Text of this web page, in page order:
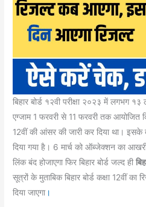
बिहार बोर्ड १२वी परीक्षा २०२३ में लगभग
एग्जाम 1 फरवरी से 11 फरवरी तक आयोजित
12वीं की आंसर की जारी कर दिया था। इसके
दिया गया है। 6 मार्च को ऑब्जेक्शन का
लिंक बंद होजाएगा फिर बिहार बोर्ड जल्द ही
सूत्रों के मुताबिक बिहार बोर्ड कक्षा 12वीं का
दिया जाएगा ।